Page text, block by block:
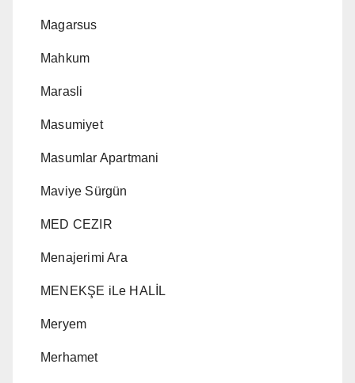
Magarsus
Mahkum
Marasli
Masumiyet
Masumlar Apartmani
Maviye Sürgün
MED CEZIR
Menajerimi Ara
MENEKŞE iLe HALİL
Meryem
Merhamet